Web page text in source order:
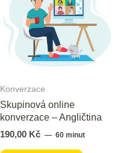
Konverzace
Skupinová online
konverzace – Angličtina
190,00 Kč 60 minut